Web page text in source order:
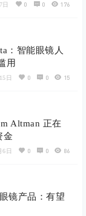
日 0 0 176
：智能眼镜人
用
日 0 0 15
Altman 正在
金
6日 0 0 86
镜产品：有望